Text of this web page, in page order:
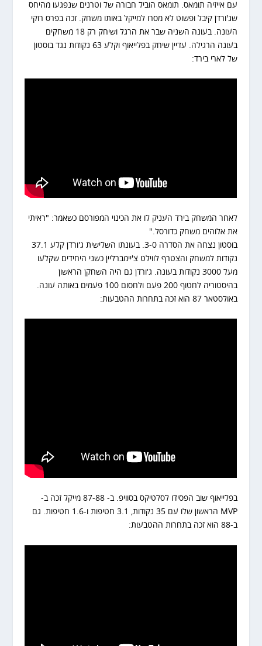
עם אייזיה תומאס. תומאס הוביל חבורה של וטרנים שנפגעו מהיחס
שג'ורדן קיבל ופשוט לא מסרו למייקל באותו משחק. זכה בפרס רוקי
העונה. בעונה השניה שבר את הרגל ושיחק רק 18 משחקים
בעונה הרגילה. עדיין שיחק בפלייאוף וקלע 63 נקודות נגד בוסטון
של לארי בירד:
לאחר המשחק בירד העניק לו את הכינוי המפורסם כשאמר: "ראיתי
את אלוהים משחק כדורסל."
בוסטון נצחה את הסדרה 3-0. בעונתו השלישית ג'ורדן קלע 37.1
נקודות למשחק והצטרף לווילט צ'יימברליין כשני היחידים שקלעו
מעל 3000 נקודות בעונה. ג'ורדן גם היה השחקן הראשון
בהיסטוריה לחטוף 200 פעם ולחסום 100 פעמים באותה עונה.
באולסטאר 87 הוא זכה בתחרות ההטבעות:
בפלייאוף שוב הפסידו לסלטיקס בסוויפ. ב- 87-88 מייקל זכה ב-
MVP הראשון שלו עם 35 נקודות, 3.1 חטיפות ו-1.6 חטיפות. גם
ב-88 הוא זכה בתחרות ההטבעות: